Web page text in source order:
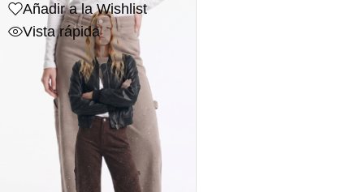
Añadir a la Wishlist
Vista rápida